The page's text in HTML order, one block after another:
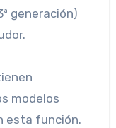
generación)
modelos
esta función.